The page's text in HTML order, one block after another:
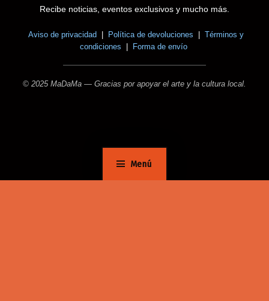
Menú
Recibe noticias, eventos exclusivos y mucho más.
Aviso de privacidad Política de devoluciones
Términos y
condiciones
Forma de envío
© 2025 MaDaMa — Gracias por apoyar el arte y la cultura local.